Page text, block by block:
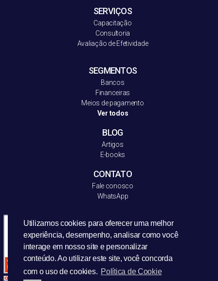
Utilizamos cookies para oferecer uma melhor
experiência, desempenho, analisar como você
interage em nosso site e personalizar
conteúdo. Ao utilizar este site, você concorda
com o uso de cookies. Política de Cookie
SERVIÇOS
Capacitação
Consultoria
Avaliação de Efetividade
SEGMENTOS
Bancos
Financeiras
Meios de pagamento
Ver todos
BLOG
Artigos
E-books
CONTATO
Fale conosco
WhatsApp